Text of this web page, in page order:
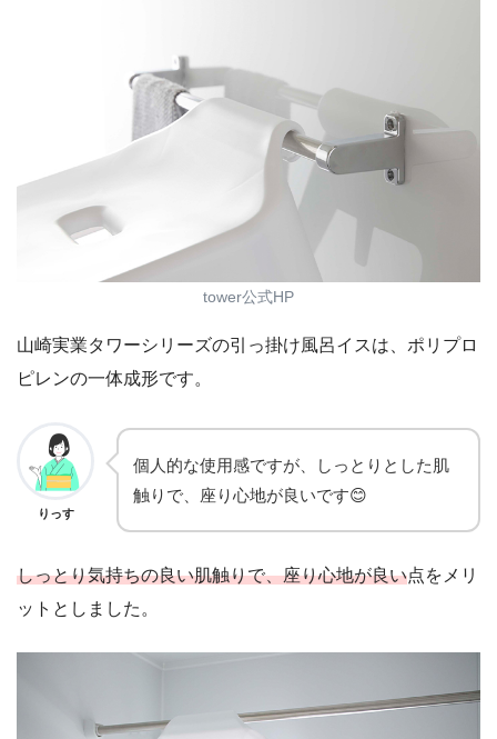
tower公式HP
山崎実業タワーシリーズの引っ掛け風呂イスは、ポリプロ
ピレンの一体成形です。
りっす
個人的な使用感ですが、しっとりとした肌
触りで、座り心地が良いです😊
しっとり気持ちの良い肌触りで、座り心地が良い点をメリ
ットとしました。